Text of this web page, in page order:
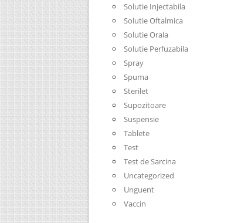
Solutie Injectabila
Solutie Oftalmica
Solutie Orala
Solutie Perfuzabila
Spray
Spuma
Sterilet
Supozitoare
Suspensie
Tablete
Test
Test de Sarcina
Uncategorized
Unguent
Vaccin